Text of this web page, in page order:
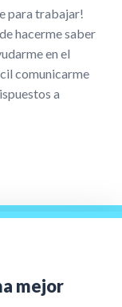
para trabajar!
hacerme saber
en el
comunicarme
a
mejor